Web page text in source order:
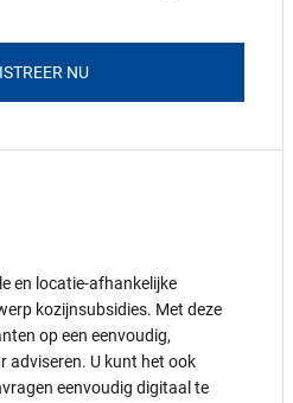
NU
en locatie-afhankelijke
kozijnsubsidies. Met deze
op een eenvoudig,
adviseren. U kunt het ook
eenvoudig digitaal te